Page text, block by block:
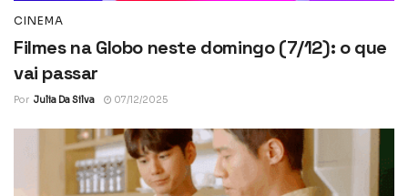
CINEMA
Filmes na Globo neste domingo (7/12): o que
vai passar
Por Julia Da Silva 07/12/2025